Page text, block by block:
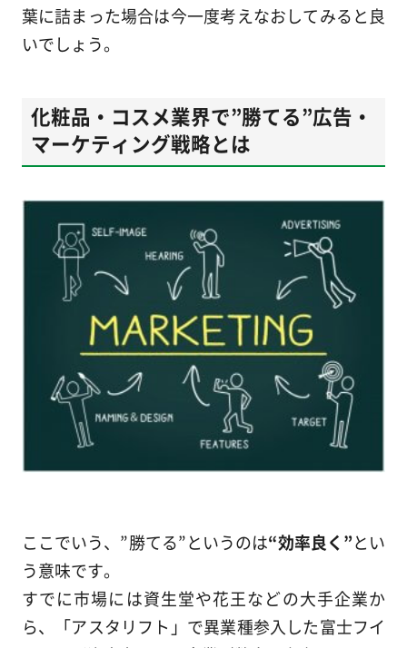
葉に詰まった場合は今一度考えなおしてみると良
いでしょう。
化粧品・コスメ業界で”勝てる”広告・
マーケティング戦略とは
ここでいう、”勝てる”というのは“効率良く”とい
う意味です。
すでに市場には資生堂や花王などの大手企業か
ら、「アスタリフト」で異業種参入した富士フイ